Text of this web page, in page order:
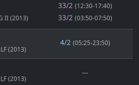
II (2013)
33/2 (12:30-17:40)
33/2 (03:50-07:50)
(2013)
4/2 (05:25-23:50)
(2013)
---